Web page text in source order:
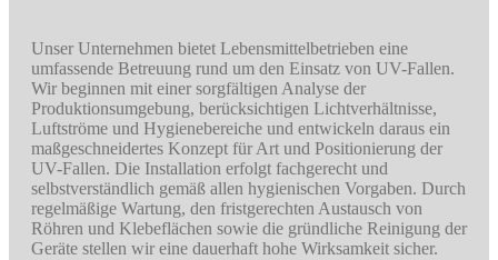
Unser Unternehmen bietet Lebensmittelbetrieben eine
umfassende Betreuung rund um den Einsatz von UV-Fallen.
Wir beginnen mit einer sorgfältigen Analyse der
Produktionsumgebung, berücksichtigen Lichtverhältnisse,
Luftströme und Hygienebereiche und entwickeln daraus ein
maßgeschneidertes Konzept für Art und Positionierung der
UV-Fallen. Die Installation erfolgt fachgerecht und
selbstverständlich gemäß allen hygienischen Vorgaben. Durch
regelmäßige Wartung, den fristgerechten Austausch von
Röhren und Klebeflächen sowie die gründliche Reinigung der
Geräte stellen wir eine dauerhaft hohe Wirksamkeit sicher.